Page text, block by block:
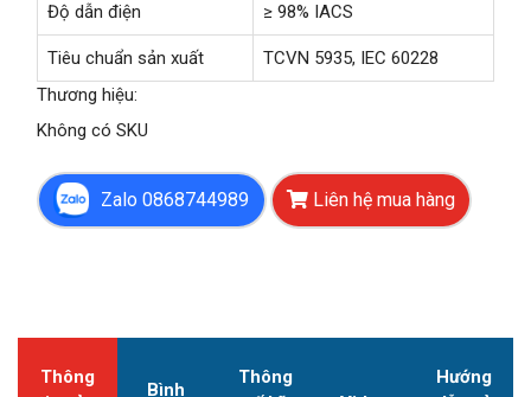
Độ dẫn điện ≥ 98% IACS
Tiêu chuẩn sản xuất
TCVN 5935, IEC 60228
Thương hiệu:
Không có SKU
Zalo 0868744989 Liên hệ mua hàng
Thông
Bình
Thông
Hướng